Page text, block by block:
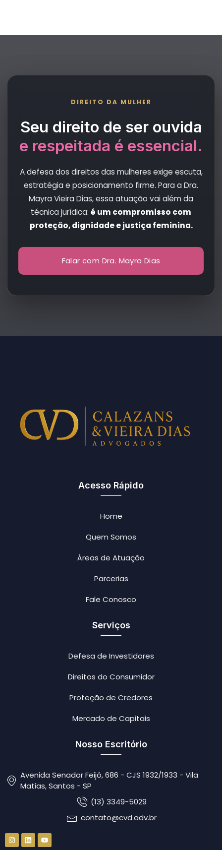
DIREITO DA MULHER
Seu direito de ser ouvida
e respeitada é essencial.
A defesa dos direitos das mulheres exige escuta,
estratégia e posicionamento firme. Para a Dra.
Mayra Vieira Dias, essa atuação vai além da
técnica jurídica: é um compromisso com
proteção, dignidade e justiça feminina.
Falar com Dra. Mayra Dias
Acesso Rápido
Home
Quem Somos
Áreas de Atuação
Parcerias
Fale Conosco
Serviços
Defesa de Investidores
Direitos do Consumidor
Proteção de Credores
Mercado de Capitais
Nosso Escritório
Avenida Senador Feijó, 686 - CJS 1932/1933 - Vila
Matias, Santos - SP
(13) 3349-5029
contato@cvd.adv.br